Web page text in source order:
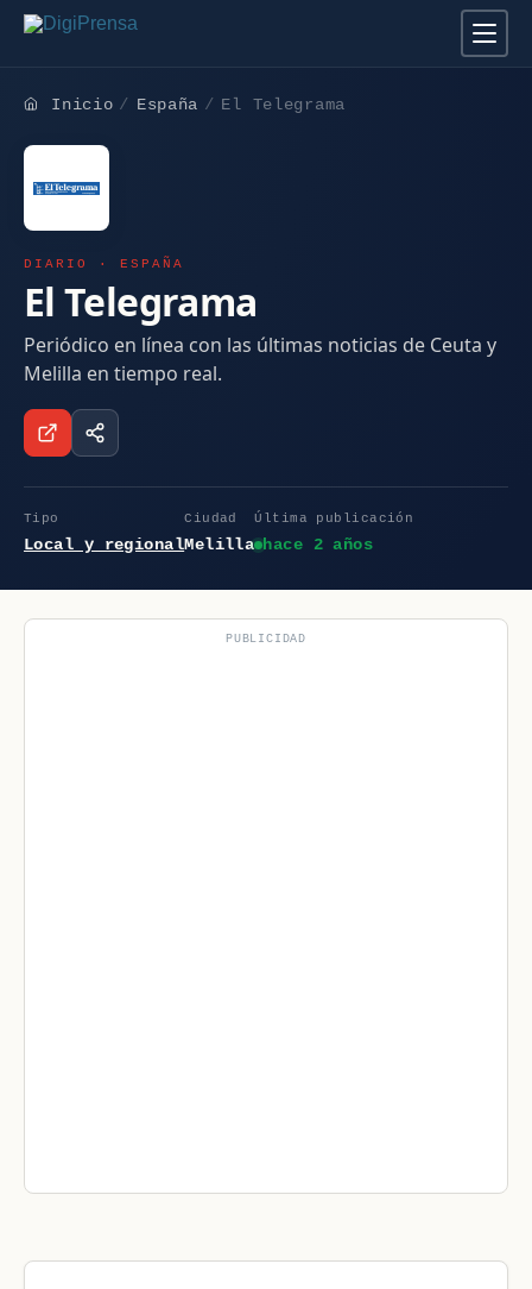
Inicio España El Telegrama
DIARIO · ESPAÑA
El Telegrama
Periódico en línea con las últimas noticias de Ceuta y
Melilla en tiempo real.
Tipo
Local y regional
Ciudad
Melilla
Última publicación
hace 2 años
PUBLICIDAD